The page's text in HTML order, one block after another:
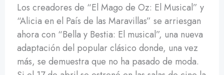
Los creadores de “El Mago de Oz: El Musical” y
“Alicia en el País de las Maravillas” se arriesgan
ahora con “Bella y Bestia: El musical”, una nueva
adaptación del popular clásico donde, una vez
más, se demuestra que no ha pasado de moda.